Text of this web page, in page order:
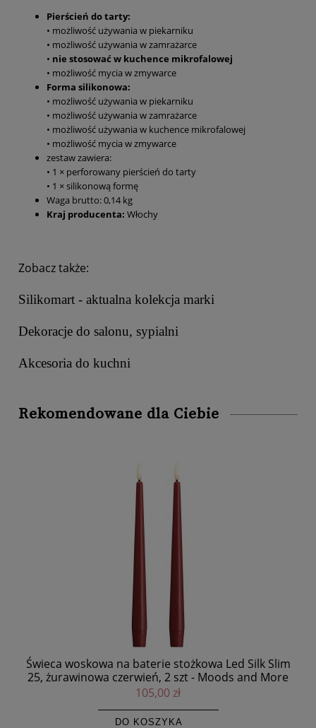
Pierścień do tarty:
• możliwość używania w piekarniku
• możliwość używania w zamrażarce
• nie stosować w kuchence mikrofalowej
• możliwość mycia w zmywarce
Forma silikonowa:
• możliwość używania w piekarniku
• możliwość używania w zamrażarce
• możliwość używania w kuchence mikrofalowej
• możliwość mycia w zmywarce
zestaw zawiera:
• 1 × perforowany pierścień do tarty
• 1 × silikonową formę
Waga brutto: 0,14 kg
Kraj producenta: Włochy
Zobacz także:
Silikomart - aktualna kolekcja marki
Dekoracje do salonu, sypialni
Akcesoria do kuchni
Rekomendowane dla Ciebie
Forma na tartę Kit Tarte Ring Round Ø25 cm, zestaw
- Silikomart
109,00 zł
DO KOSZYKA